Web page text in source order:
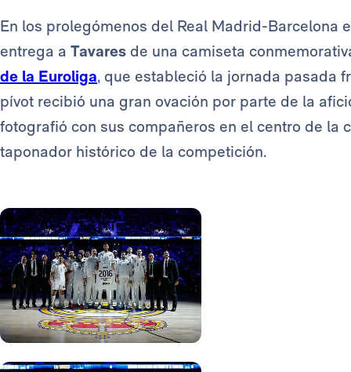
En los prolegómenos del Real Madrid-Barcelona
entrega a Tavares de una camiseta
de la Euroliga, que estableció la jornada pasada
pívot recibió una gran ovación por parte de la
fotografió con sus compañeros en el centro de la
taponador histórico de la competición.